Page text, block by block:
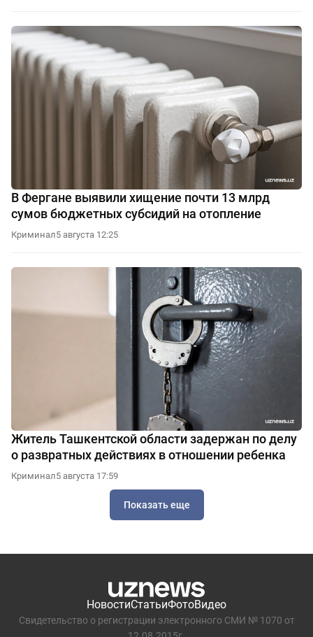
В Фергане выявили хищение почти 13 млрд
сумов бюджетных субсидий на отопление
Криминал5 августа 12:25
Житель Ташкентской области задержан по делу
о развратных действиях в отношении ребенка
Криминал5 августа 17:59
Показать еще
НовостиСтатьиФотоВидео
Свидетельство о регистрации электронного СМИ № 1070 от